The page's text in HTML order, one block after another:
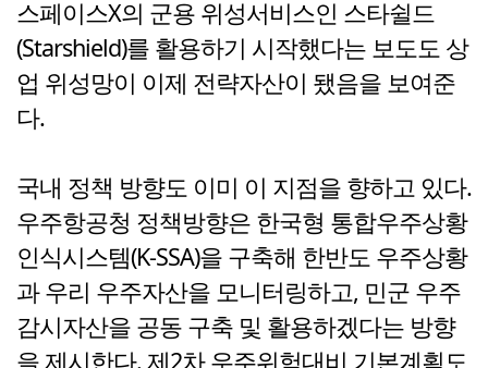
스페이스X의 군용 위성서비스인 스타쉴드
(Starshield)를 활용하기 시작했다는 보도도 상
업 위성망이 이제 전략자산이 됐음을 보여준
다.
국내 정책 방향도 이미 이 지점을 향하고 있다.
우주항공청 정책방향은 한국형 통합우주상황
인식시스템(K-SSA)을 구축해 한반도 우주상황
과 우리 우주자산을 모니터링하고, 민군 우주
감시자산을 공동 구축 및 활용하겠다는 방향
을 제시한다. 제2차 우주위험대비 기본계획도